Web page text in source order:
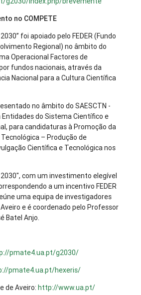
no COMPETE
foi apoiado pelo FEDER (Fundo
Regional) no âmbito do
Operacional Factores de
fundos nacionais, através da
Nacional para a Cultura Científica
no âmbito do SAESCTN -
do Sistema Científico e
para candidaturas à Promoção da
– Produção de
Científica e Tecnológica nos
com um investimento elegível
a um incentivo FEDER
uma equipa de investigadores
e é coordenado pelo Professor
Batel Anjo.
pmate4.ua.pt/g2030/
pmate4.ua.pt/hexeris/
de Aveiro: http://www.ua.pt/